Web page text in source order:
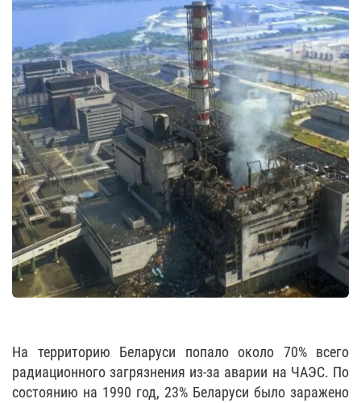
На территорию Беларуси попало около 70% всего
радиационного загрязнения из-за аварии на ЧАЭС. По
состоянию на 1990 год, 23% Беларуси было заражено